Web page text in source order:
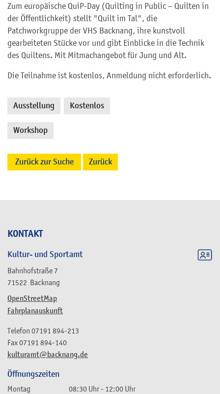
KONTAKT
Kultur- und Sportamt
Bahnhofstraße 7
71522 Backnang
OpenStreetMap
Fahrplanauskunft
kulturamt@backnang.de
Telefon 07191 894-213
Fax07191 894-140
Öffnungszeiten
Montag 08:30 Uhr- 12:00 Uhr
Zum europäische QuiP-Day (Quilting in Public – Quilten in
der Öffentlichkeit) stellt "Quilt im Tal", die
Patchworkgruppe der VHS Backnang, ihre kunstvoll
gearbeiteten Stücke vor und gibt Einblicke in die Technik
des Quiltens. Mit Mitmachangebot für Jung und Alt.
Die Teilnahme ist kostenlos, Anmeldung nicht erforderlich.
Ausstellung Kostenlos
Workshop
Zurück zur Suche Zurück